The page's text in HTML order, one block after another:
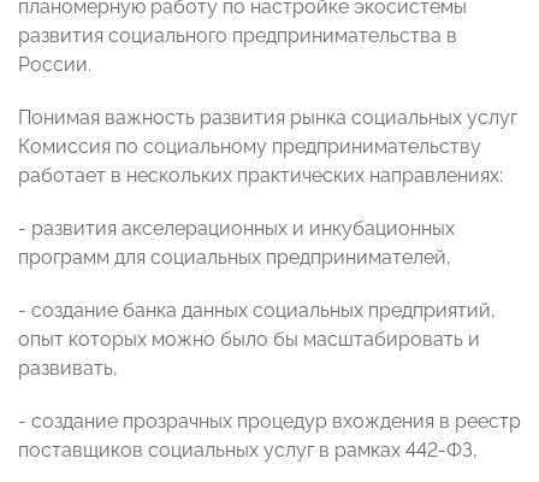
планомерную работу по настройке экосистемы
развития социального предпринимательства в
России.
Понимая важность развития рынка социальных услуг
Комиссия по социальному предпринимательству
работает в нескольких практических направлениях:
- развития акселерационных и инкубационных
программ для социальных предпринимателей,
- создание банка данных социальных предприятий,
опыт которых можно было бы масштабировать и
развивать,
- создание прозрачных процедур вхождения в реестр
поставщиков социальных услуг в рамках 442-ФЗ,